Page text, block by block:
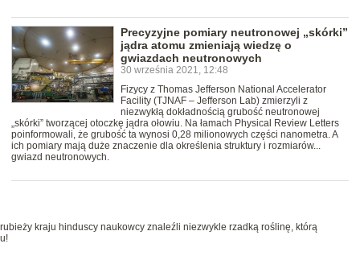
Precyzyjne pomiary neutronowej „skórki”
jądra atomu zmieniają wiedzę o
gwiazdach neutronowych
30 września 2021, 12:48
Fizycy z Thomas Jefferson National Accelerator
Facility (TJNAF – Jefferson Lab) zmierzyli z
niezwykłą dokładnością grubość neutronowej
„skórki” tworzącej otoczkę jądra ołowiu. Na łamach Physical Review Letters
poinformowali, że grubość ta wynosi 0,28 milionowych części nanometra. A
ich pomiary mają duże znaczenie dla określenia struktury i rozmiarów...
gwiazd neutronowych.
kraju hinduscy naukowcy znaleźli niezwykle rzadką roślinę, którą